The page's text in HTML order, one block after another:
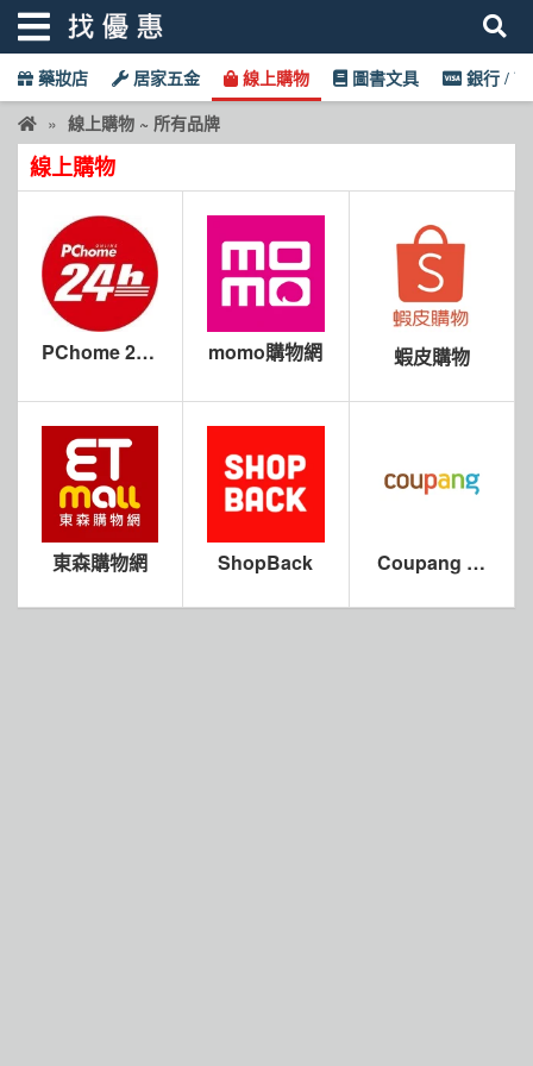
藥妝店 居家五金 線上購物 圖書文具 銀行 /
線上購物 ~ 所有品牌
線上購物
PChome 24h
momo購物網 蝦皮購物
東森購物網 ShopBack
Coupang 酷
找優惠
首頁
優惠活動
折價卷
線上DM